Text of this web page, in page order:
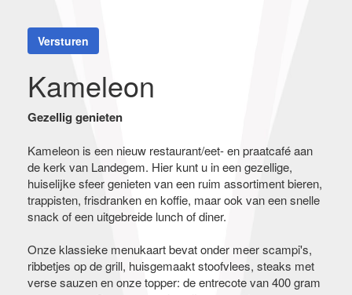
Versturen
Kameleon
Gezellig genieten
Kameleon is een nieuw restaurant/eet- en praatcafé aan
de kerk van Landegem. Hier kunt u in een gezellige,
huiselijke sfeer genieten van een ruim assortiment bieren,
trappisten, frisdranken en koffie, maar ook van een snelle
snack of een uitgebreide lunch of diner.
Onze klassieke menukaart bevat onder meer scampi's,
ribbetjes op de grill, huisgemaakt stoofvlees, steaks met
verse sauzen en onze topper: de entrecote van 400 gram